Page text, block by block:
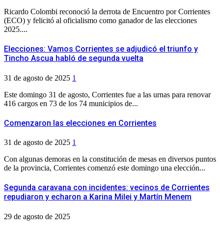
Ricardo Colombi reconoció la derrota de Encuentro por Corrientes
(ECO) y felicitó al oficialismo como ganador de las elecciones
2025....
Elecciones: Vamos Corrientes se adjudicó el triunfo y
Tincho Ascua habló de segunda vuelta
31 de agosto de 2025 1
Este domingo 31 de agosto, Corrientes fue a las urnas para renovar
416 cargos en 73 de los 74 municipios de...
Comenzaron las elecciones en Corrientes
31 de agosto de 2025 1
Con algunas demoras en la constitución de mesas en diversos puntos
de la provincia, Corrientes comenzó este domingo una elección...
Segunda caravana con incidentes: vecinos de Corrientes
repudiaron y echaron a Karina Milei y Martín Menem
29 de agosto de 2025